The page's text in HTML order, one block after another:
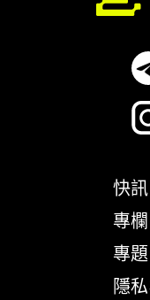
快訊
專欄
專題
隱